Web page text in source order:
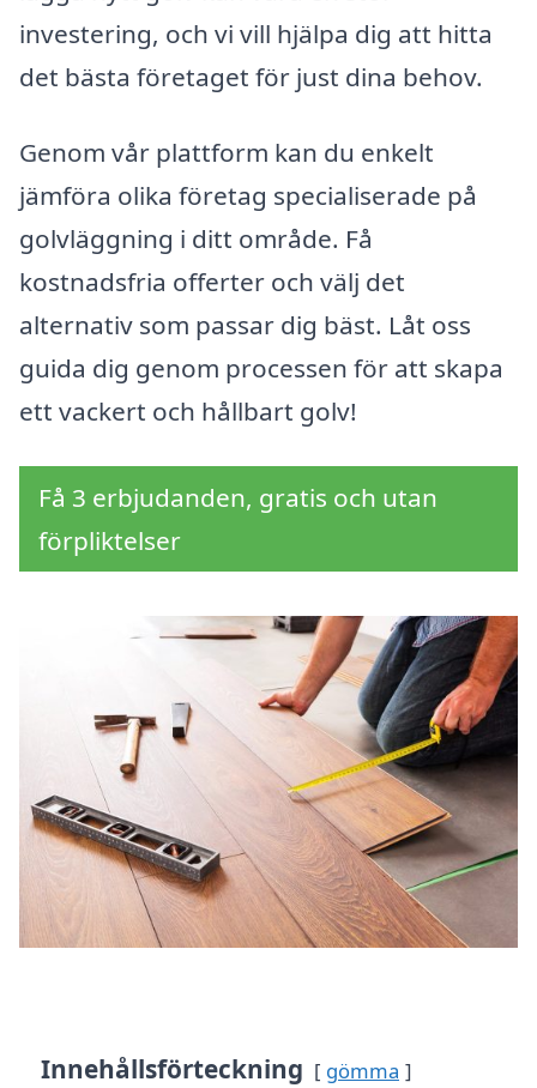
investering, och vi vill hjälpa dig att hitta
det bästa företaget för just dina behov.
Genom vår plattform kan du enkelt
jämföra olika företag specialiserade på
golvläggning i ditt område. Få
kostnadsfria offerter och välj det
alternativ som passar dig bäst. Låt oss
guida dig genom processen för att skapa
ett vackert och hållbart golv!
Få 3 erbjudanden, gratis och utan
förpliktelser
Innehållsförteckning gömma